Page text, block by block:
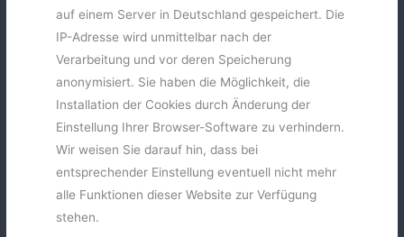
auf einem Server in Deutschland gespeichert. Die
IP-Adresse wird unmittelbar nach der
Verarbeitung und vor deren Speicherung
anonymisiert. Sie haben die Möglichkeit, die
Installation der Cookies durch Änderung der
Einstellung Ihrer Browser-Software zu verhindern.
Wir weisen Sie darauf hin, dass bei
entsprechender Einstellung eventuell nicht mehr
alle Funktionen dieser Website zur Verfügung
stehen.